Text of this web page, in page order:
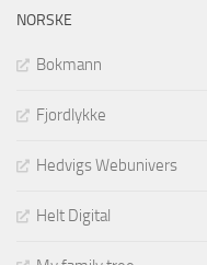
NORSKE
Bokmann
Fjordlykke
Hedvigs Webunivers
Helt Digital